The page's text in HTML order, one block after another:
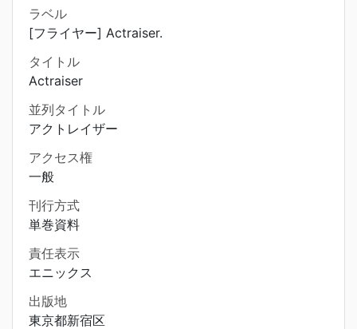
ラベル
[フライヤー] Actraiser.
タイトル
Actraiser
並列タイトル
アクトレイザー
アクセス権
一般
刊行方式
単巻資料
責任表示
エニックス
出版地
東京都新宿区